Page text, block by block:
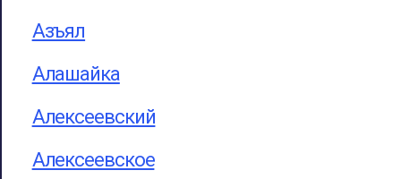
Азъял
Алашайка
Алексеевский
Алексеевское